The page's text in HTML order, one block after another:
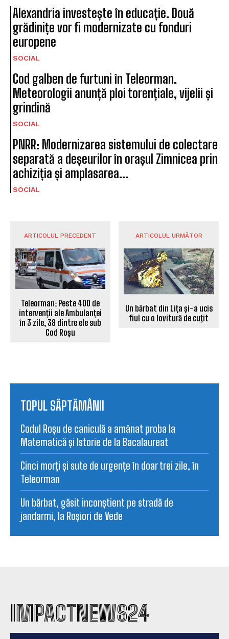
Alexandria investește în educație. Două
grădinițe vor fi modernizate cu fonduri
europene
SOCIAL
Cod galben de furtuni în Teleorman.
Meteorologii anunță ploi torențiale, vijelii și
grindină
SOCIAL
PNRR: Modernizarea sistemului de colectare
separată a deșeurilor în orașul Zimnicea prin
achiziția și amplasarea...
SOCIAL
ARTICOLUL PRECEDENT
Teleorman: Peste 400 de
intervenții ale Ambulanței
în 3 zile, 38 dintre ele sub
Cod Roșu
ARTICOLUL URMĂTOR
Un bărbat din Lița și-a ucis
fiul cu o lovitură de cuţit
TOPUL SĂPTĂMÂNII
Codul Roșu de caniculă a amânat proba la
Matematică și Istorie de la Bacalaureat
Cinci morți și sute de urgențe în doar trei zile, în
Teleorman
Un bărbat, găsit inconștient pe stradă de
jandarmi, la Roșiori de Vede
IMPACTNEWS24